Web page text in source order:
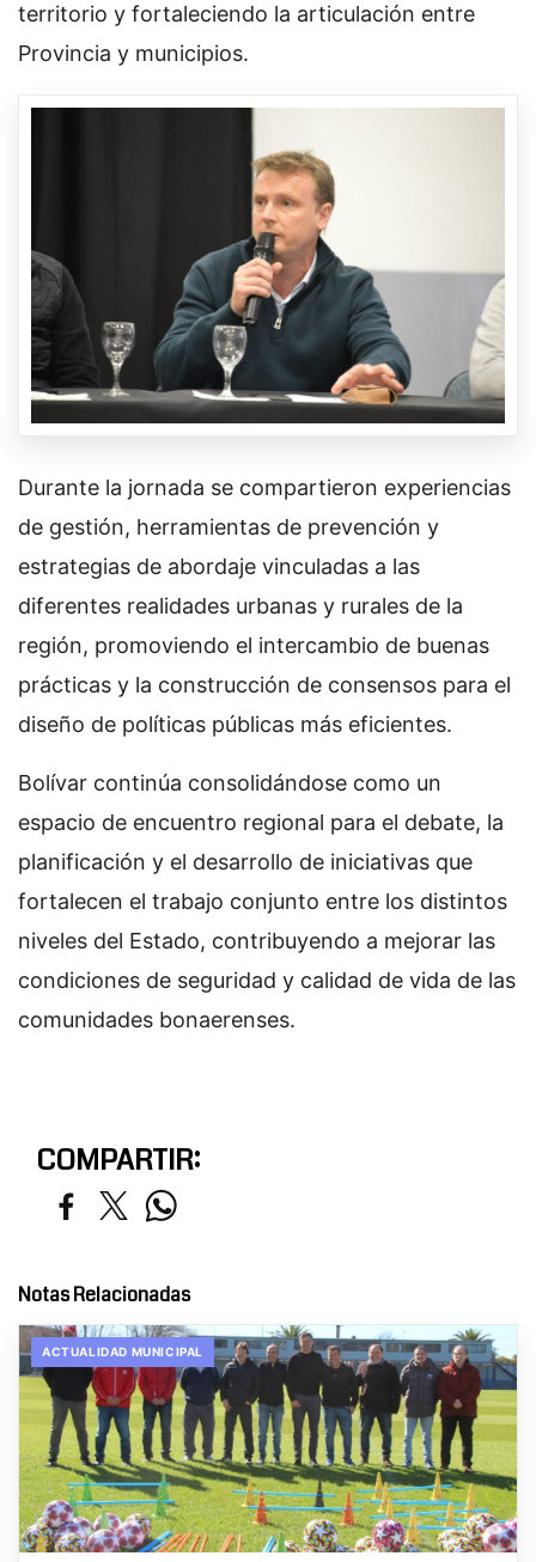
territorio y fortaleciendo la articulación entre
Provincia y municipios.
Durante la jornada se compartieron experiencias
de gestión, herramientas de prevención y
estrategias de abordaje vinculadas a las
diferentes realidades urbanas y rurales de la
región, promoviendo el intercambio de buenas
prácticas y la construcción de consensos para el
diseño de políticas públicas más eficientes.
Bolívar continúa consolidándose como un
espacio de encuentro regional para el debate, la
planificación y el desarrollo de iniciativas que
fortalecen el trabajo conjunto entre los distintos
niveles del Estado, contribuyendo a mejorar las
condiciones de seguridad y calidad de vida de las
comunidades bonaerenses.
COMPARTIR:
Notas Relacionadas
ACTUALIDAD MUNICIPAL